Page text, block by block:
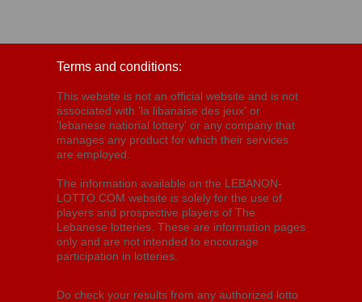
Terms and conditions:
This website is not an official website and is not
associated with 'la libanaise des jeux' or
'lebanese national lottery' or any company that
manages any product for which their services
are employed.
The information available on the LEBANON-
LOTTO.COM website is solely for the use of
players and prospective players of The
Lebanese lotteries. These are information pages
only and are not intended to encourage
participation in lotteries.
Do check your results from any authorized lotto